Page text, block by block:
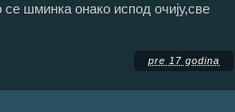
шминка онако испод очију,све
pre 17 godina